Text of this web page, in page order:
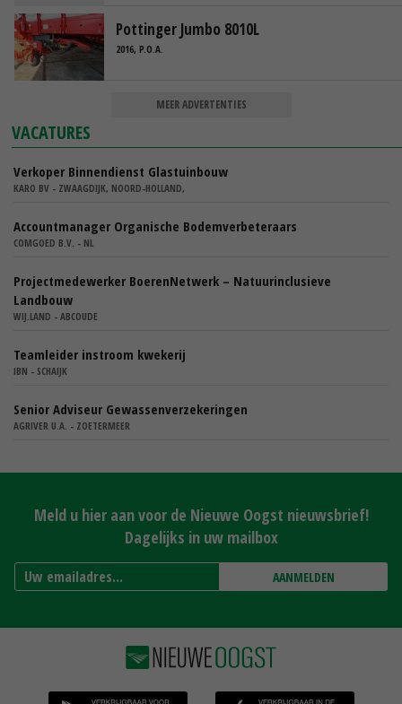
Pottinger Jumbo 8010L
2016, P.O.A.
MEER ADVERTENTIES
VACATURES
Verkoper Binnendienst Glastuinbouw
KARO BV - ZWAAGDIJK, NOORD-HOLLAND,
Accountmanager Organische Bodemverbeteraars
COMGOED B.V. - NL
Projectmedewerker BoerenNetwerk – Natuurinclusieve
Landbouw
WIJ.LAND - ABCOUDE
Teamleider instroom kwekerij
IBN - SCHAIJK
Senior Adviseur Gewassenverzekeringen
AGRIVER U.A. - ZOETERMEER
Meld u hier aan voor de Nieuwe Oogst nieuwsbrief!
Dagelijks in uw mailbox
AANMELDEN